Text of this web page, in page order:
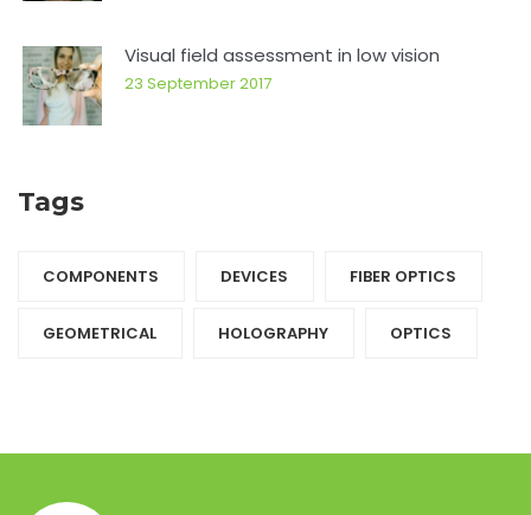
Visual field assessment in low vision
23 September 2017
Tags
COMPONENTS‎ DEVICES‎ FIBER OPTICS‎
GEOMETRICAL HOLOGRAPHY‎ OPTICS‎